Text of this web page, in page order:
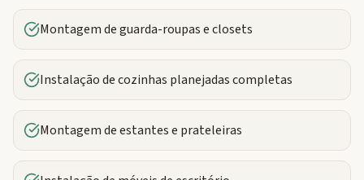
Montagem de guarda-roupas e closets
Instalação de cozinhas planejadas completas
Montagem de estantes e prateleiras